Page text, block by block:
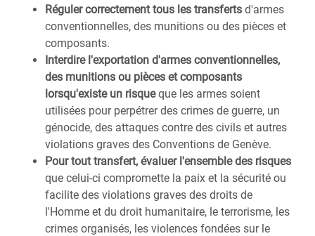
Réguler correctement tous les transferts d'armes
conventionnelles, des munitions ou des pièces et
composants.
Interdire l'exportation d'armes conventionnelles,
des munitions ou pièces et composants
lorsqu'existe un risqueque les armes soient
utilisées pour perpétrer des crimes de guerre, un
génocide, des attaques contre des civils et autres
violations graves des Conventions de Genève.
Pour tout transfert, évaluer l'ensemble des risques
que celui-ci compromette la paix et la sécurité ou
facilite des violations graves des droits de
l'Homme et du droit humanitaire, le terrorisme, les
crimes organisés, les violences fondées sur le